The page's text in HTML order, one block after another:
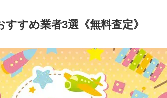
すすめ業者3選《無料査定》